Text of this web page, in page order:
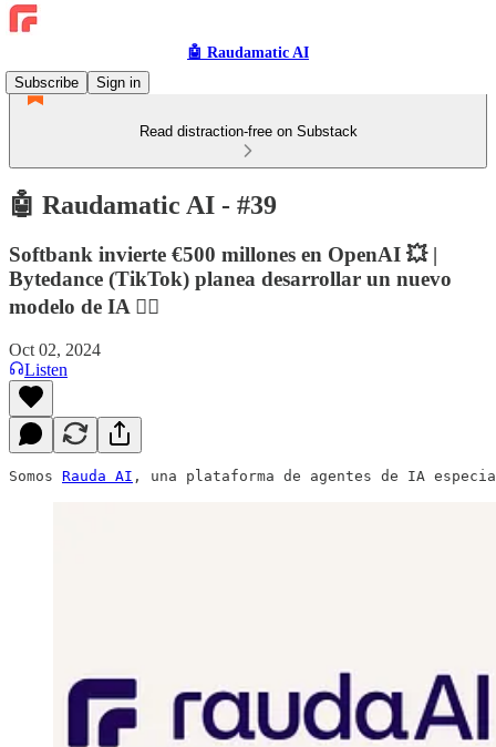
🤖 Raudamatic AI
Subscribe
Sign in
Read distraction-free on Substack
🤖 Raudamatic AI - #39
Softbank invierte €500 millones en OpenAI 💥 |
Bytedance (TikTok) planea desarrollar un nuevo
modelo de IA 🏋️‍♀️
Oct 02, 2024
Listen
Somos Rauda AI , una plataforma de agentes de IA